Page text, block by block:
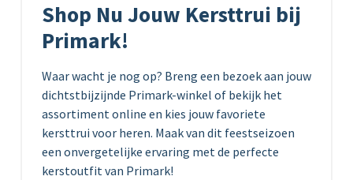
Shop Nu Jouw Kersttrui bij
Primark!
Waar wacht je nog op? Breng een bezoek aan jouw
dichtstbijzijnde Primark-winkel of bekijk het
assortiment online en kies jouw favoriete
kersttrui voor heren. Maak van dit feestseizoen
een onvergetelijke ervaring met de perfecte
kerstoutfit van Primark!